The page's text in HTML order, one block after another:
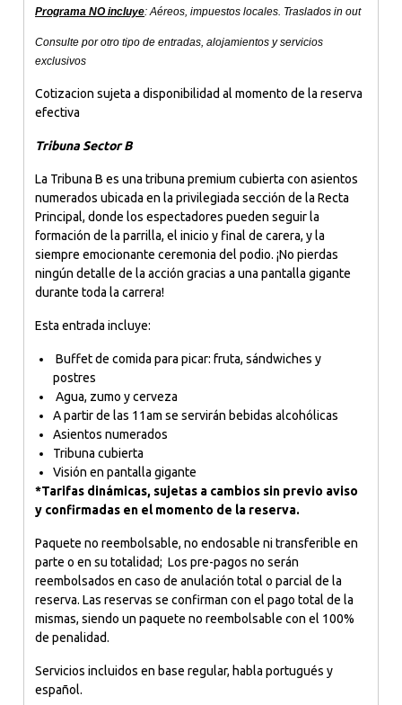
Programa NO incluye: Aéreos, impuestos locales. Traslados in out
Consulte por otro tipo de entradas, alojamientos y servicios
exclusivos
Cotizacion sujeta a disponibilidad al momento de la reserva
efectiva
Tribuna Sector B
La Tribuna B es una tribuna premium cubierta con asientos
numerados ubicada en la privilegiada sección de la Recta
Principal, donde los espectadores pueden seguir la
formación de la parrilla, el inicio y final de carera, y la
siempre emocionante ceremonia del podio. ¡No pierdas
ningún detalle de la acción gracias a una pantalla gigante
durante toda la carrera!
Esta entrada incluye:
Buffet de comida para picar: fruta, sándwiches y
postres
Agua, zumo y cerveza
A partir de las 11am se servirán bebidas alcohólicas
Asientos numerados
Tribuna cubierta
Visión en pantalla gigante
*Tarifas dinámicas, sujetas a cambios sin previo aviso
y confirmadas en el momento de la reserva.
Paquete no reembolsable, no endosable ni transferible en
parte o en su totalidad; Los pre-pagos no serán
reembolsados en caso de anulación total o parcial de la
reserva. Las reservas se confirman con el pago total de la
mismas, siendo un paquete no reembolsable con el 100%
de penalidad.
Servicios incluidos en base regular, habla portugués y
español.